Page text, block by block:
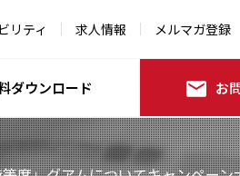
リティ 求人情報 メルマガ登録
ダウンロード お